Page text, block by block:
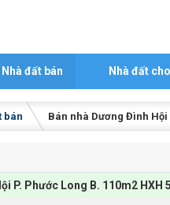
Nhà đất bán Nhà đất
bán Bán nhà Dương Đình Hội
P. Phước Long B. 110m2